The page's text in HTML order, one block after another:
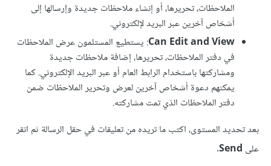
الملاحظات، تحريرها، أو إنشاء ملاحظات جديدة وإرسالها إلى
أشخاص آخرين عبر البريد لإلكتروني.
Can Edit and View: يستطيع المستلمون عرض الملاحظات
في دفتر الملاحظات، تحريرها، إضافة ملاحظات جديدة
ومشاركتها باستخدام الرابط العام أو عبر البريد الإلكتروني. كما
يمكنهم دعوة أشخاص آخرين لعرض وتحرير الملاحظات ضمن
دفتر الملاحظات الذي تمت مشاركته.
بعد تحديد المستوى، اكتب ما تريده من تعليقات في حقل الرسالة ثم انقر
على Send
.